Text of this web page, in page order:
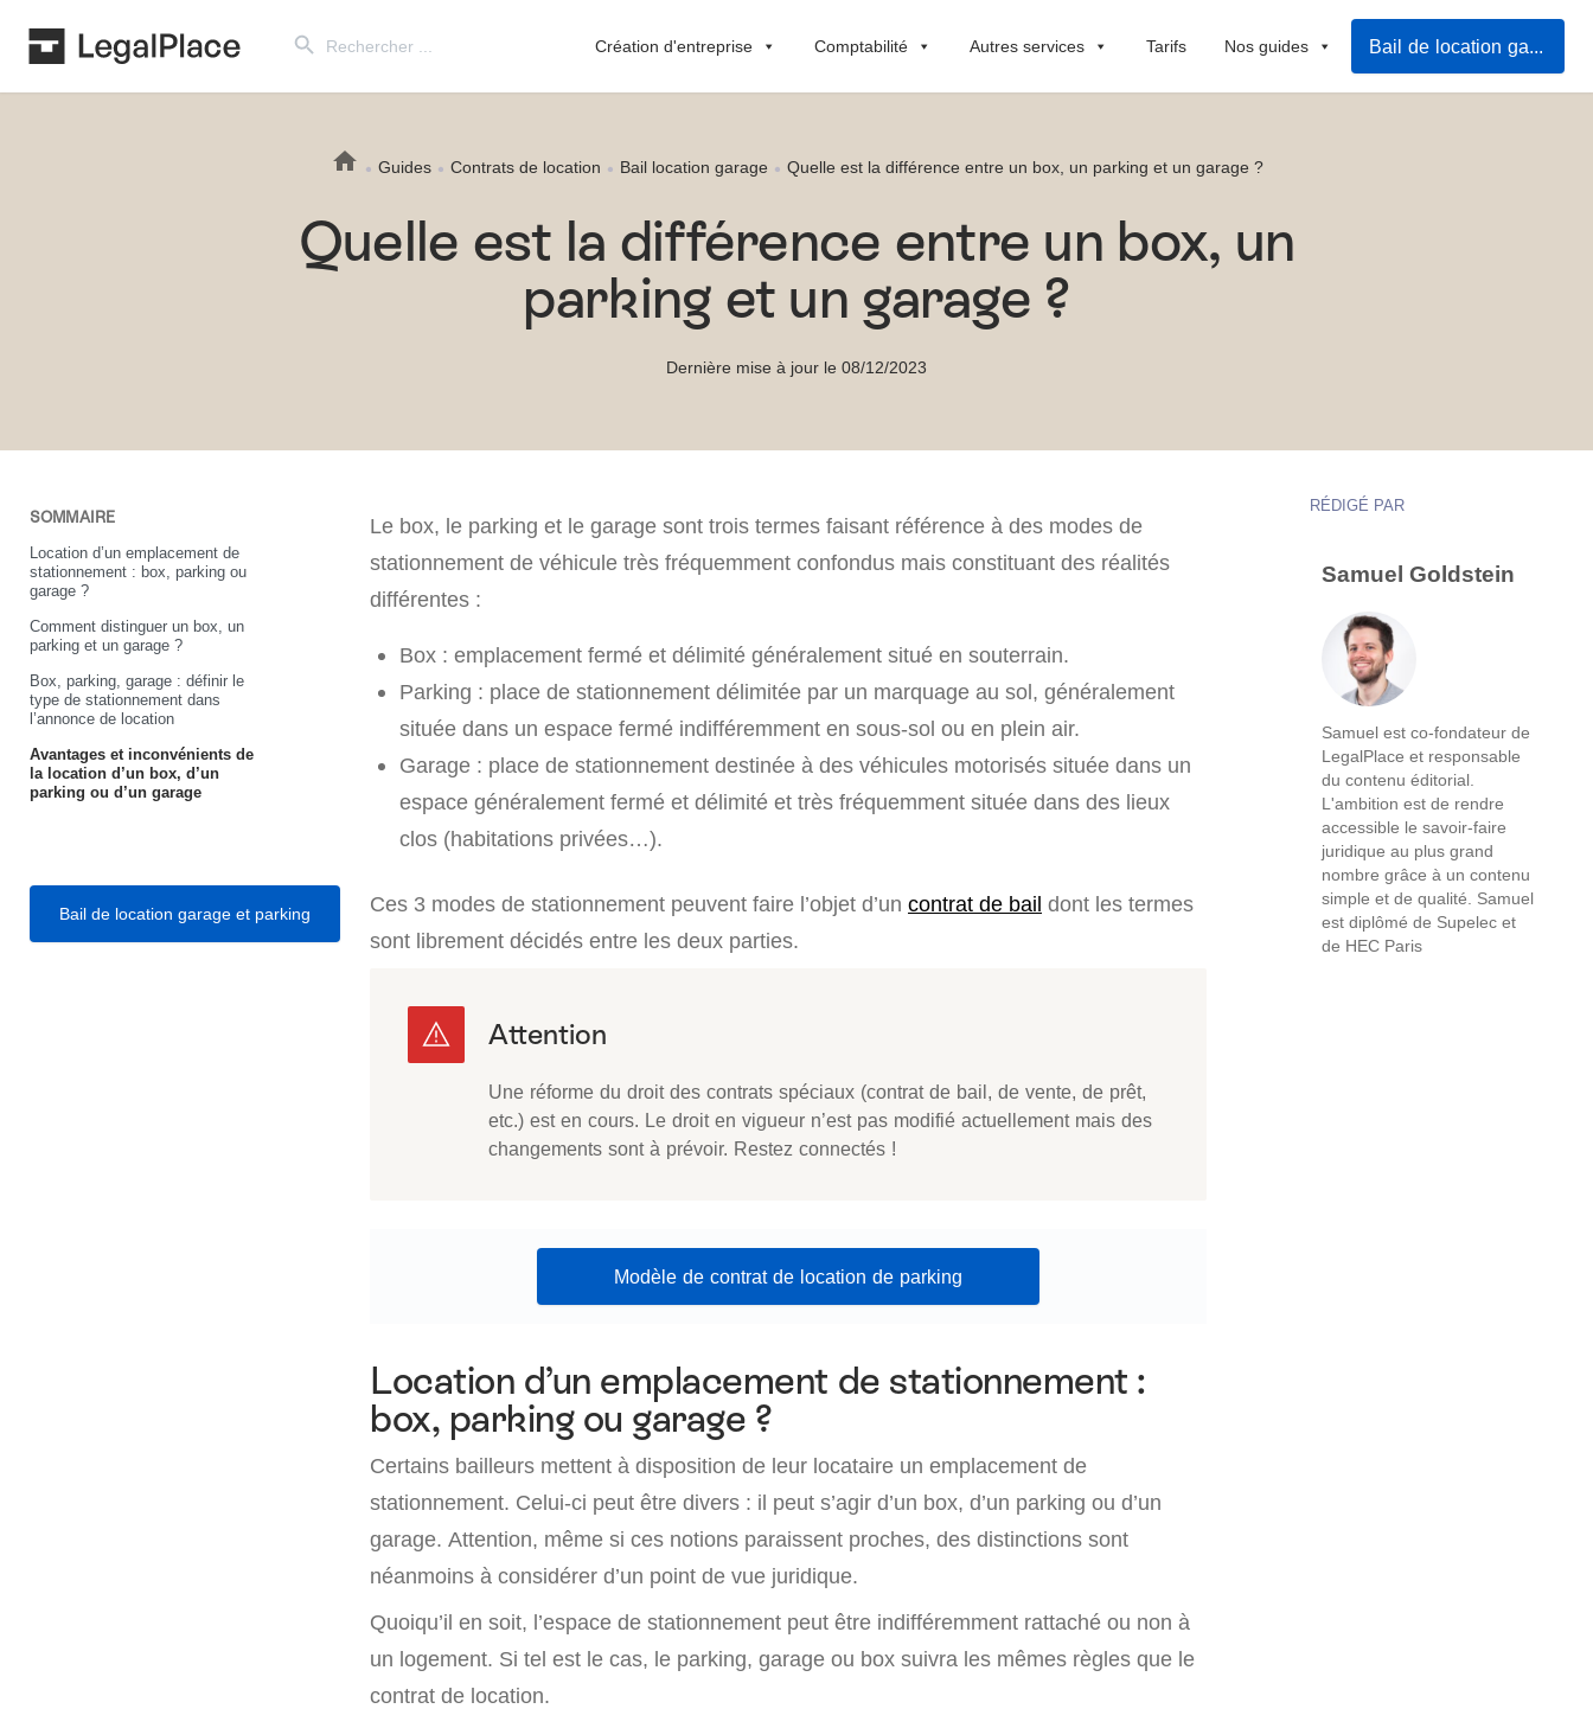
for:
Création d'entreprise Comptabilité Autres services Tarifs Nos guides Bail de location garage et parking
Guides Contrats de location Bail location garage Quelle est la différence entre un box, un parking et un garage ?
Quelle est la différence entre un box, un
parking et un garage ?
Dernière mise à jour le 08/12/2023
SOMMAIRE
Location d’un emplacement de
stationnement : box, parking ou
garage ?
Comment distinguer un box, un
parking et un garage ?
Box, parking, garage : définir le
type de stationnement dans
l’annonce de location
Avantages et inconvénients de
la location d’un box, d’un
parking ou d’un garage
Bail de location garage et parking
Le box, le parking et le garage sont trois termes faisant référence à des modes de
stationnement de véhicule très fréquemment confondus mais constituant des réalités
différentes :
Box : emplacement fermé et délimité généralement situé en souterrain.
Parking : place de stationnement délimitée par un marquage au sol, généralement
située dans un espace fermé indifféremment en sous-sol ou en plein air.
Garage : place de stationnement destinée à des véhicules motorisés située dans un
espace généralement fermé et délimité et très fréquemment située dans des lieux
clos (habitations privées…).
Ces 3 modes de stationnement peuvent faire l’objet d’un contrat de bail dont les termes
sont librement décidés entre les deux parties.
Une réforme du droit des contrats spéciaux (contrat de bail, de vente, de prêt,
etc.) est en cours. Le droit en vigueur n’est pas modifié actuellement mais des
changements sont à prévoir. Restez connectés !
Modèle de contrat de location de parking
Location d’un emplacement de stationnement :
box, parking ou garage ?
Certains bailleurs mettent à disposition de leur locataire un emplacement de
stationnement. Celui-ci peut être divers : il peut s’agir d’un box, d’un parking ou d’un
garage. Attention, même si ces notions paraissent proches, des distinctions sont
néanmoins à considérer d’un point de vue juridique.
Quoiqu’il en soit, l’espace de stationnement peut être indifféremment rattaché ou non à
un logement. Si tel est le cas, le parking, garage ou box suivra les mêmes règles que le
contrat de location.
RÉDIGÉ PAR
Samuel Goldstein
Samuel est co-fondateur de
LegalPlace et responsable
du contenu éditorial.
L'ambition est de rendre
accessible le savoir-faire
juridique au plus grand
nombre grâce à un contenu
simple et de qualité. Samuel
est diplômé de Supelec et
de HEC Paris